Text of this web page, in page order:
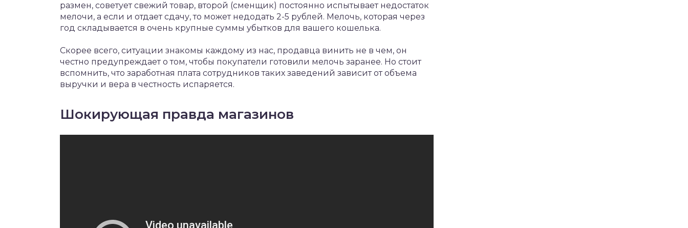
размен, советует свежий товар, второй (сменщик) постоянно испытывает недостаток
мелочи, а если и отдает сдачу, то может недодать 2-5 рублей. Мелочь, которая через
год складывается в очень крупные суммы убытков для вашего кошелька.
Скорее всего, ситуации знакомы каждому из нас, продавца винить не в чем, он
честно предупреждает о том, чтобы покупатели готовили мелочь заранее. Но стоит
вспомнить, что заработная плата сотрудников таких заведений зависит от объема
выручки и вера в честность испаряется.
Шокирующая правда магазинов